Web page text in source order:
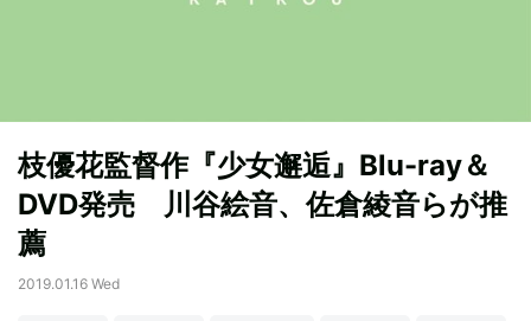
枝優花監督作『少女邂逅』Blu-ray＆
DVD発売 川谷絵音、佐倉綾音らが推
薦
2019.01.16 Wed